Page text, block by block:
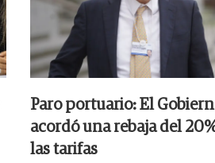
Paro portuario: El
acordó una rebaja del
las tarifas